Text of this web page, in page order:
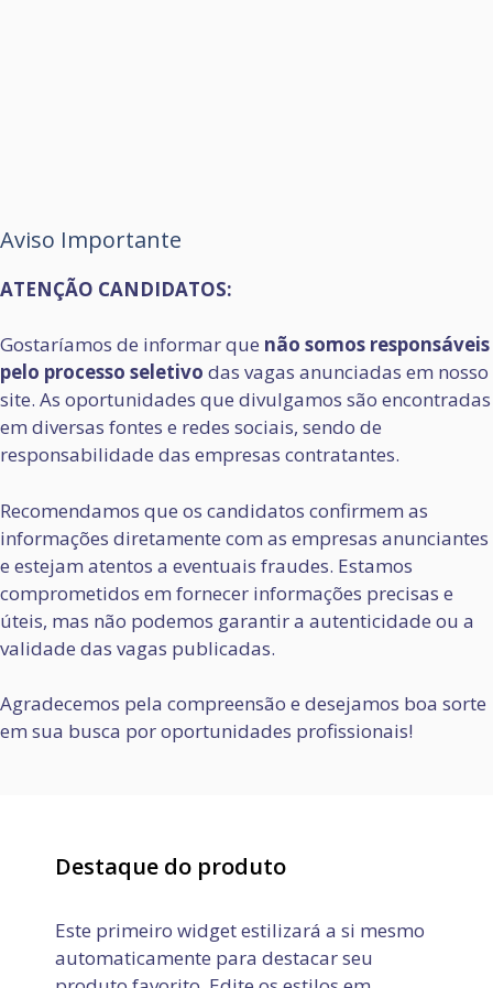
Aviso Importante
ATENÇÃO CANDIDATOS:
Gostaríamos de informar que não somos responsáveis
pelo processo seletivo das vagas anunciadas em nosso
site. As oportunidades que divulgamos são encontradas
em diversas fontes e redes sociais, sendo de
responsabilidade das empresas contratantes.
Recomendamos que os candidatos confirmem as
informações diretamente com as empresas anunciantes
e estejam atentos a eventuais fraudes. Estamos
comprometidos em fornecer informações precisas e
úteis, mas não podemos garantir a autenticidade ou a
validade das vagas publicadas.
Agradecemos pela compreensão e desejamos boa sorte
em sua busca por oportunidades profissionais!
Destaque do produto
Este primeiro widget estilizará a si mesmo
automaticamente para destacar seu